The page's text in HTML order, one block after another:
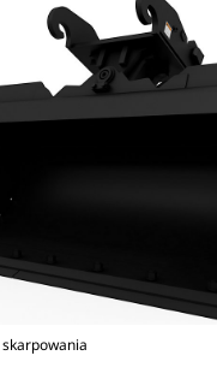
skarpowania